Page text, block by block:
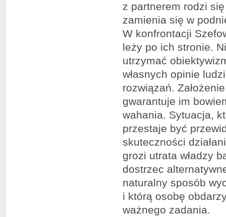
z partnerem rodzi
zamienia się w
W konfrontacji
leży po ich stronie.
utrzymać
własnych opinie
rozwiązań.
gwarantuje im
wahania. Sytuacja,
przestaje być
skuteczności
grozi utrata władzy
dostrzec
naturalny sposób
i którą osobę
ważnego zadania.